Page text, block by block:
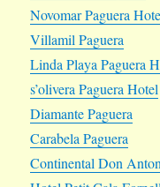
Novomar Paguera
Villamil Paguera
Linda Playa Paguera
s’olivera Paguera Hotel
Diamante Paguera
Carabela Paguera
Continental Don